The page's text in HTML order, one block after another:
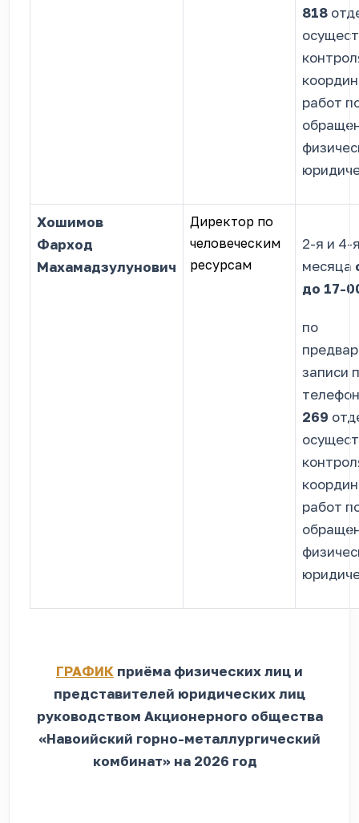
818
работ
Хошимов
Фарход
Махамадзулунович
Директор по
человеческим
ресурсам
2-я и 4-
месяца
до 17-
по
записи
269
работ
ГРАФИК приёма физических лиц и
представителей юридических лиц
руководством Акционерного общества
«Навоийский горно-металлургический
комбинат» на 2026 год